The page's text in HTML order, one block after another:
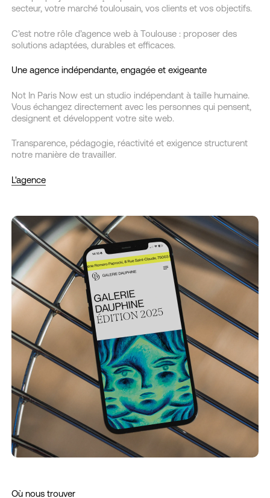
secteur, votre marché toulousain, vos clients et vos objectifs.
C’est notre rôle d’agence web à Toulouse : proposer des
solutions adaptées, durables et efficaces.
Une agence indépendante, engagée et exigeante
Not In Paris Now est un studio indépendant à taille humaine.
Vous échangez directement avec les personnes qui pensent,
designent et développent votre site web.
Transparence, pédagogie, réactivité et exigence structurent
notre manière de travailler.
L'agence
Où nous trouver